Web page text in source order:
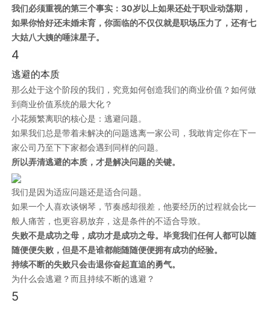
我们必须重视的第三个事实：30岁以上如果还处于职业动荡期，
如果你恰好还未婚未育，你面临的不仅仅就是职场压力了，还有七
大姑八大姨的唾沫星子。
4
逃避的本质
那么处于这个阶段的我们，究竟如何创造我们的商业价值？如何做
到商业价值系统的最大化？
小花频繁离职的核心是：逃避问题。
如果我们总是带着未解决的问题逃离一家公司，我敢肯定你在下一
家公司乃至下下家都会遇到同样的问题。
所以弄清逃避的本质，才是解决问题的关键。
我们是因为适应问题还是适合问题。
如果一个人喜欢谈钢琴，节奏感却很差，他要经历的过程就会比一
般人痛苦，也更容易放弃，这是条件的不适合导致。
失败不是成功之母，成功才是成功之母。毕竟我们任何人都可以随
随便便失败，但是不是谁都能随随便便拥有成功的经验。
持续不断的失败只会击退你奋起直追的勇气。
为什么会逃避？而且持续不断的逃避？
5